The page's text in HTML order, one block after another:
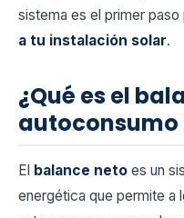
sistema es el primer paso
a tu instalación solar.
¿Qué es el
El balance neto es un
energética que permite a